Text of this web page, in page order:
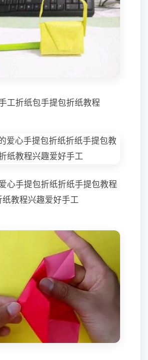
工折纸包手提包折纸教程
心手提包折纸折纸手提包教程
纸教程兴趣爱好手工